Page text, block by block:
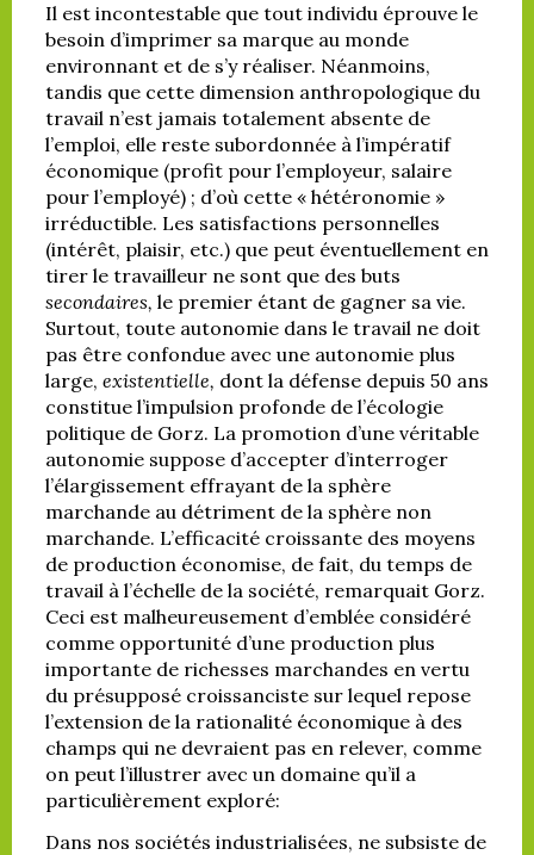
Il est incontestable que tout individu éprouve le
besoin d’imprimer sa marque au monde
environnant et de s’y réaliser. Néanmoins,
tandis que cette dimension anthropologique du
travail n’est jamais totalement absente de
l’emploi, elle reste subordonnée à l’impératif
économique (profit pour l’employeur, salaire
pour l’employé) ; d’où cette « hétéronomie »
irréductible. Les satisfactions personnelles
(intérêt, plaisir, etc.) que peut éventuellement en
tirer le travailleur ne sont que des buts
secondaires, le premier étant de gagner sa vie.
Surtout, toute autonomie dans le travail ne doit
pas être confondue avec une autonomie plus
large, existentielle, dont la défense depuis 50 ans
constitue l’impulsion profonde de l’écologie
politique de Gorz. La promotion d’une véritable
autonomie suppose d’accepter d’interroger
l’élargissement effrayant de la sphère
marchande au détriment de la sphère non
marchande. L’efficacité croissante des moyens
de production économise, de fait, du temps de
travail à l’échelle de la société, remarquait Gorz.
Ceci est malheureusement d’emblée considéré
comme opportunité d’une production plus
importante de richesses marchandes en vertu
du présupposé croissanciste sur lequel repose
l’extension de la rationalité économique à des
champs qui ne devraient pas en relever, comme
on peut l’illustrer avec un domaine qu’il a
particulièrement exploré:
Dans nos sociétés industrialisées, ne subsiste de